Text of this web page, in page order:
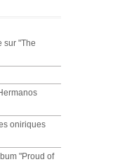
sur "The
oniriques
"Proud of